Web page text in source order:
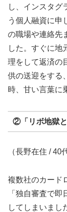
し、インスタグ
う個人融資に申
の職場や連絡先
した。すぐに地
理をして返済の
供の送迎をする
時、甘い言葉に
②「リボ地獄と
（長野在住 / 40
複数社のカード
「独自審査で
してしまいまし